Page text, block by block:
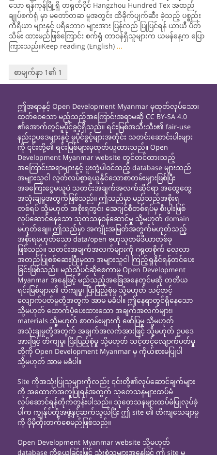
သော ရန်ကုန်မြို့ရှိ တရုတ်ပိုင် Hangzhou Hundred Tex အထည်
ချုပ်စက်ရုံ မှာ မတော်တဆ မူအတွင်း ထိခိုက်ပျက်ဆီး ခဲ့သည့် ပစ္စည်း
ကိရိယာ များနှင့် ပရိဘောဂ များအား ပြန်လည် ပြုပြင်ရန် ယာယီ ပိတ်
သိမ်း ထားမည်ဖြစ်ကြောင်း စက်ရုံ တာဝန်ရှိသူများက ယမန်နေ့က ပြော
ကြားသည်။Keep reading (English) ...
စာမျက်နှာ 1၏ 1
ဤအရာနှင့် Open Development Myanmar မှထုတ်လုပ်သော၊
ထုတ်ဝေသော မည့်သည့်အကြောင်းအရာမဆို CC BY-SA 4.0
၏အောက်တွင်မူပိုင်ခွင့်ရှိသည်။ ရင်းမြစ်အသီးသီး၏ fair-use
နည်းဥပဒေများနှင့် မူပိုင်ခွင့်များအတိုင်း သတင်းဆောင်းပါးများ
ကို ၎င်းတို့၏ ရင်းမြစ်များမှထုတ်ယူထားသည်။ Open
Development Myanmar website တွင်တင်ထားသည့်
အကြောင်းအရာများနှင့် ပူးတွဲပါဝင်သည့် database များသည်
အများသူငါ လွတ်လပ်စွာရယူနိုင်သောစာတမ်းများဖြစ်ပြီး
အခကြေးငွေမယူပဲ သတင်းအချက်အလက်ဆိုင်ရာ အထွေထွေ
အသုံးချမှုအတွက်ဖြစ်သည်။ ဤသည်မှာ မည်သည့်အစိုးရ
တစ်ရပ် သို့မဟုတ် အစိုးရတွင်း အေဂျင်စီတစ်ရပ်မှ စီးပွါးဖြစ်
လုပ်ဆောင်နေသော သုတသနဝန်ဆောင်မှု သို့မဟုတ် domain
မဟုတ်ချေ။ ဤသည်မှာ အကျိုးအမြတ်အတွက်မဟုတ်သည့်
အစိုးရမဟုတ်သော data/open ဗဟုသုတမီဒီယာတစ်ခု
ဖြစ်သည်။ သတင်းအချက်အလက်များကို ဂရုတစိုက် လေ့လာ
အတည်ပြုစစ်ဆေးပြီးမှသာ အများသူငါ ကြည့်ရှုနိုင်ရန်တင်ပေး
ခြင်းဖြစ်သည်။ မည်သို့ပင်ဆိုစေကာမူ Open Development
Myanmar အနေဖြင့် မည်သည့်အခြေအနေတွင်မဆို တတိယ
ရင်းမြစ်များ၏ တိကျမှု၊ ပြီးပြည့်စုံမှု သို့မဟုတ် သင့်တင့်
လျောက်ပတ်မှုတို့အတွက် အာမ မခံပါ။ ဤနေရာတွင်ရှိနေသော
သို့မဟုတ် ထောက်ပံ့ပေးထားသော အချက်အလက်များ၊
materials သို့မဟုတ် စာတမ်းများကို ဖော်ပြမှု သို့မဟုတ်
အသုံးချမှုတို့အတွက် အချက်အလက်အားဖြင့် သို့မဟုတ် ဥပဒေ
အားဖြင့် တိကျမှု၊ ပြီးပြည့်စုံမှု သို့မဟုတ် သင့်တင့်လျောက်ပတ်မှု
တို့ကို Open Development Myanmar မှ ကိုယ်စားမပြုပါ
သို့မဟုတ် အာမ မခံပါ။
Site ကိုအသုံးပြုသူများကိုလည်း ၎င်းတို့၏လုပ်ဆောင်ချက်များ
ကို အထောက်အကူပြုရန်အတွက် သုတေသနများထပ်မံ
လုပ်ဆောင်ရန်တိုက်တွန်းပါသည်။ သုတေသနများထပ်မံပြုလုပ်ခဲ့
ပါက ကျွန်ုပ်တို့အဖွဲ့နှင့်ဆက်သွယ်ပြီး ဤ site ၏ တိကျသေချာမှု
ကို ပိုမိုတိုးတက်စေမည်ဖြစ်သည်။
Open Development Myanmar website သို့မဟုတ်
database ကိုရယူခြင်းဖြင့် သုံးစွဲသူများအနေဖြင့် ဤ site မှ